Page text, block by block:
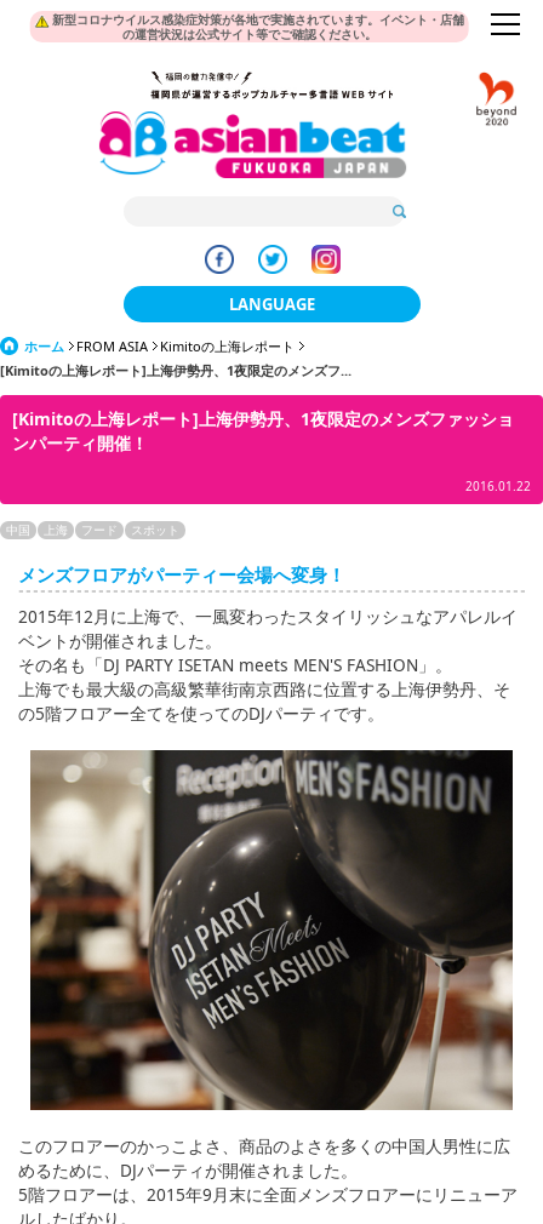
新型コロナウイルス感染症対策が各地で実施されています。イベント・店舗
の運営状況は公式サイト等でご確認ください。
LANGUAGE
日本語
한국어
ภาษาไทย
Bahasa Indonesia
ホーム FROM ASIA
Kimitoの上海レポート
[Kimitoの上海レポート]上海伊勢丹、1夜限定のメンズフ...
[Kimitoの上海レポート]上海伊勢丹、1夜限定のメンズファッショ
ンパーティ開催！
2016.01.22
中国 上海 フード スポット
メンズフロアがパーティー会場へ変身！
2015年12月に上海で、一風変わったスタイリッシュなアパレルイ
ベントが開催されました。
その名も「DJ PARTY ISETAN meets MEN'S FASHION」。
上海でも最大級の高級繁華街南京西路に位置する上海伊勢丹、そ
の5階フロアー全てを使ってのDJパーティです。
このフロアーのかっこよさ、商品のよさを多くの中国人男性に広
めるために、DJパーティが開催されました。
5階フロアーは、2015年9月末に全面メンズフロアーにリニューア
ルしたばかり。